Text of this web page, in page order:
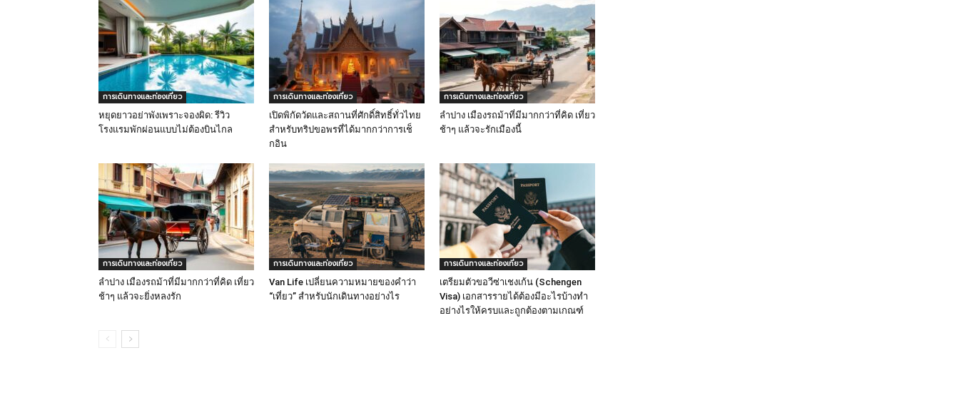
การเดินทางและท่องเที่ยว
หยุดยาวอย่าพังเพราะจองผิด: รีวิว
โรงแรมพักผ่อนแบบไม่ต้องบินไกล
การเดินทางและท่องเที่ยว
เปิดพิกัดวัดและสถานที่ศักดิ์สิทธิ์ทั่วไทย
สำหรับทริปขอพรที่ได้มากกว่าการเช็
กอิน
การเดินทางและท่องเที่ยว
ลำปาง เมืองรถม้าที่มีมากกว่าที่คิด เที่ยว
ช้าๆ แล้วจะรักเมืองนี้
การเดินทางและท่องเที่ยว
ลำปาง เมืองรถม้าที่มีมากกว่าที่คิด เที่ยว
ช้าๆ แล้วจะยิ่งหลงรัก
การเดินทางและท่องเที่ยว
Van Life เปลี่ยนความหมายของคำว่า
“เที่ยว” สำหรับนักเดินทางอย่างไร
การเดินทางและท่องเที่ยว
เตรียมตัวขอวีซ่าเชงเก้น (Schengen
Visa) เอกสารรายได้ต้องมีอะไรบ้างทำ
อย่างไรให้ครบและถูกต้องตามเกณฑ์